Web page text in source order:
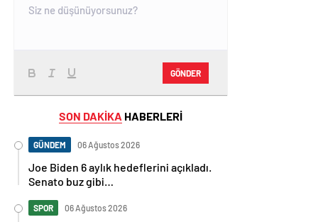
GÖNDER
SON DAKİKA HABERLERİ
GÜNDEM 06 Ağustos 2026
Joe Biden 6 aylık hedeflerini açıkladı.
Senato buz gibi…
SPOR 06 Ağustos 2026